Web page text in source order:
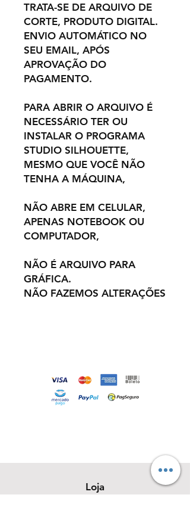
TRATA-SE DE ARQUIVO DE
CORTE, PRODUTO DIGITAL.
ENVIO AUTOMÁTICO NO
SEU EMAIL, APÓS
APROVAÇÃO DO
PAGAMENTO.
PARA ABRIR O ARQUIVO É
NECESSÁRIO TER OU
INSTALAR O PROGRAMA
STUDIO SILHOUETTE,
MESMO QUE VOCÊ NÃO
TENHA A MÁQUINA,
NÃO ABRE EM CELULAR,
APENAS NOTEBOOK OU
COMPUTADOR,
NÃO É ARQUIVO PARA
GRÁFICA.
NÃO FAZEMOS ALTERAÇÕES
Loja